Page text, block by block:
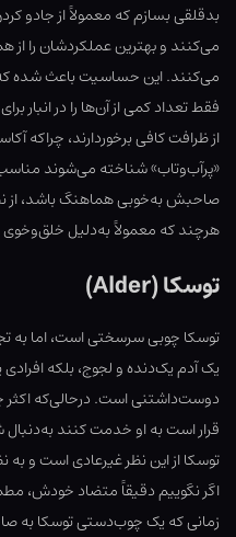
بدقلقی بسازم که معمولاً از جادو
می‌کنند و بهترین عملکردشان را از
می‌کنند. این حساسیت باعث شده
فقط تعداد کمی از آن‌ها را در انبار
از ظرافت کافی برخوردارند، چراکه
«پرآب‌وتاب» شناخته می‌شوند
صاحبش به‌خوبی هماهنگ باشد، از
هرچند که معمولاً به‌دلیل
توسکا (Alder)
توسکا چوبی سرسختی است، اما به
یک آدم یک‌دنده و لجوج، بلکه افرادی
دوست‌داشتنی است. درحالی‌که
قرار است به او خدمت کنند
توسکا از این نظر غیرعادی است و
اگر نگوییم دقیقاً متضاد خودش،
زمانی که یک چوب‌دستی توسکا به